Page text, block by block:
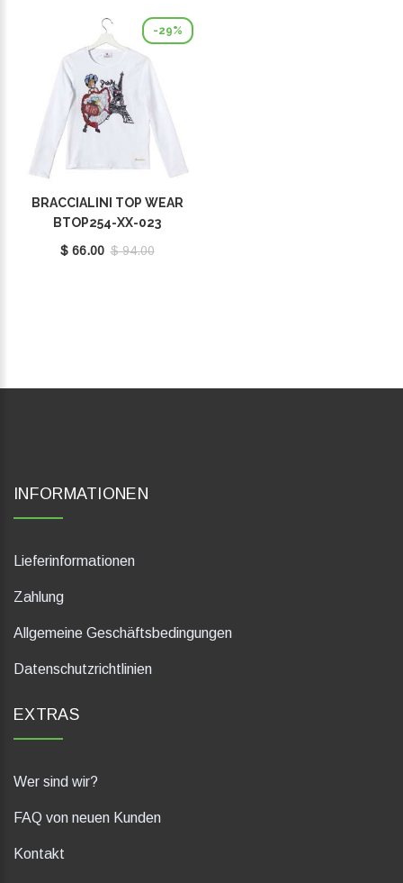
-29%
BRACCIALINI TOP WEAR
BTOP254-XX-023
$ 66.00 $ 94.00
INFORMATIONEN
Lieferinformationen
Zahlung
Allgemeine Geschäftsbedingungen
Datenschutzrichtlinien
EXTRAS
Wer sind wir?
FAQ von neuen Kunden
Kontakt